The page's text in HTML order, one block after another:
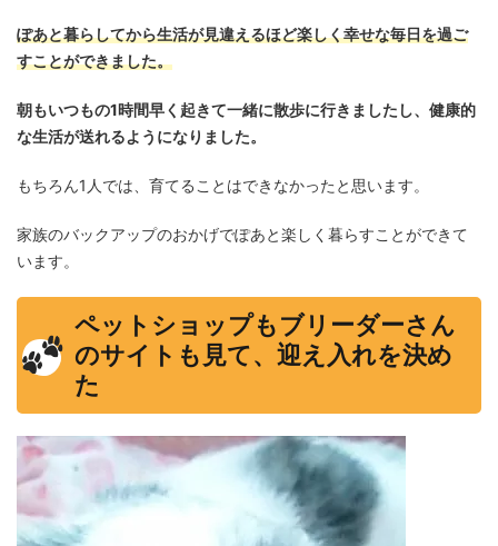
ぽあと暮らしてから生活が見違えるほど楽しく幸せな毎日を過ご
すことができました。
朝もいつもの1時間早く起きて一緒に散歩に行きましたし、健康的
な生活が送れるようになりました。
もちろん1人では、育てることはできなかったと思います。
家族のバックアップのおかげでぽあと楽しく暮らすことができて
います。
ペットショップもブリーダーさん
のサイトも見て、迎え入れを決め
た